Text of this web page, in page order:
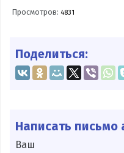
Просмотров:4831
Поделиться:
Написать письмо
Ваш